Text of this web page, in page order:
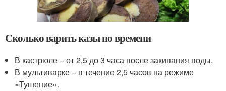
Сколько варить казы по времени
В кастрюле – от 2,5 до 3 часа после закипания воды.
В мультиварке – в течение 2,5 часов на режиме
«Тушение».